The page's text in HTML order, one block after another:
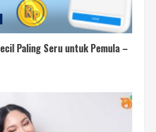
Paling Seru untuk Pemula –